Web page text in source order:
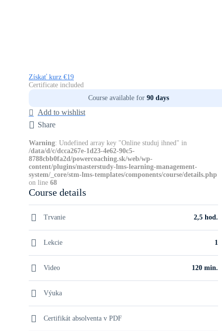
Získať kurz €19
Certificate included
Course available for 90 days
Add to wishlist
Share
Warning: Undefined array key "Online studuj ihned" in
/data/d/c/dcca267e-1d23-4e62-90c5-
8788cbb0fa2d/powercoaching.sk/web/wp-
content/plugins/masterstudy-lms-learning-management-
system/_core/stm-lms-templates/components/course/details.php
on line 68
Course details
Trvanie 2,5 hod.
Lekcie 1
Video 120 min.
Výuka
Certifikát absolventa v PDF